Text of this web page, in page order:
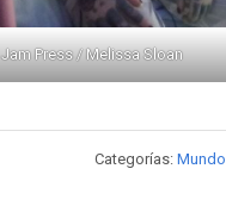
Jam Press / Melissa Sloan
Categorías: Mundo